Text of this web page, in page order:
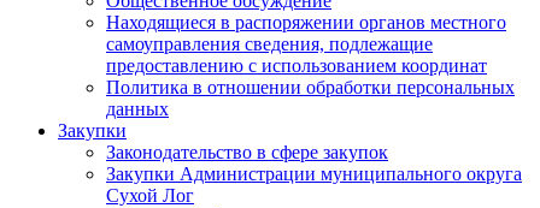
Находящиеся в распоряжении органов местного
самоуправления сведения, подлежащие
предоставлению с использованием координат
Политика в отношении обработки персональных
данных
Закупки
Законодательство в сфере закупок
Закупки Администрации муниципального округа
Сухой Лог